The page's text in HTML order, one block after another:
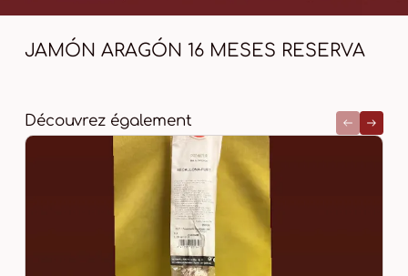
JAMÓN ARAGÓN 16 MESES RESERVA
Découvrez également